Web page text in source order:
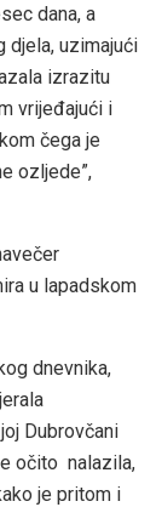
dana, a
djela, uzimajući
izrazitu
vrijeđajući i
čega je
ozljede”,
u lapadskom
dnevnika,
Dubrovčani
očito nalazila,
je pritom i